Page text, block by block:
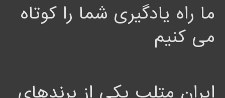
ما راه یادگیری شما را کوتاه
می کنیم